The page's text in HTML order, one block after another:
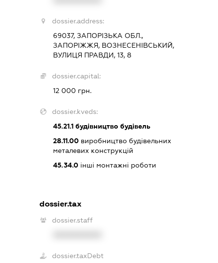
dossier.address:
69037, ЗАПОРІЗЬКА ОБЛ.,
ЗАПОРІЖЖЯ, ВОЗНЕСЕНІВСЬКИЙ,
ВУЛИЦЯ ПРАВДИ, 13, 8
dossier.capital:
12 000 грн.
dossier.kveds:
45.21.1будівництво будівель
28.11.00виробництво будівельних
металевих конструкцій
45.34.0інші монтажні роботи
dossier.tax
dossier.staff
dossier.taxDebt